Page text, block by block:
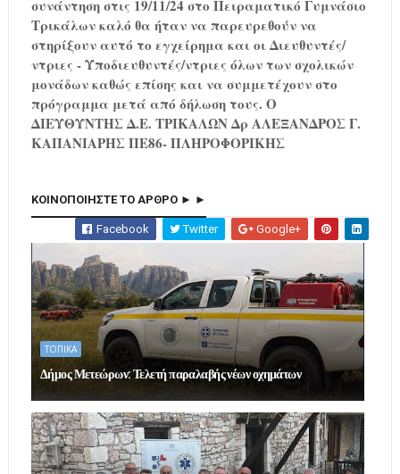
συνάντηση στις 19/11/24 στο Πειραματικό Γυμνάσιο
Τρικάλων καλό θα ήταν να παρευρεθούν να
στηρίξουν αυτό το εγχείρημα και οι Διευθυντές/
ντριες - Υποδιευθυντές/ντριες όλων των σχολικών
μονάδων καθώς επίσης και να συμμετέχουν στο
πρόγραμμα μετά από δήλωση τους. Ο
ΔΙΕΥΘΥΝΤΗΣ Δ.Ε. ΤΡΙΚΑΛΩΝ Δρ ΑΛΕΞΑΝΔΡΟΣ Γ.
ΚΑΠΑΝΙΑΡΗΣ ΠΕ86- ΠΛΗΡΟΦΟΡΙΚΗΣ
ΚΟΙΝΟΠΟΙΗΣΤΕ ΤΟ ΑΡΘΡΟ ► ►
Facebook Twitter Google+
ΤΟΠΙΚΑ
Δήμος Μετεώρων: Τελετή παραλαβής νέων οχημάτων